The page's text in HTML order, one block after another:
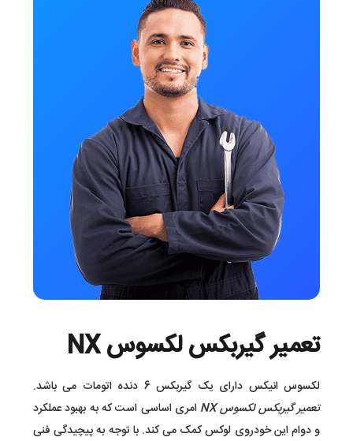
تعمیر گیربکس لکسوس NX
لکسوس انیکس دارای یک گیربکس 6 دنده اتومات می باشد.
تعمیر گیربکس لکسوس NX
امری اساسی است که به بهبود عملکرد
و دوام این خودروی لوکس کمک می‌ کند. با توجه به پیچیدگی فنی